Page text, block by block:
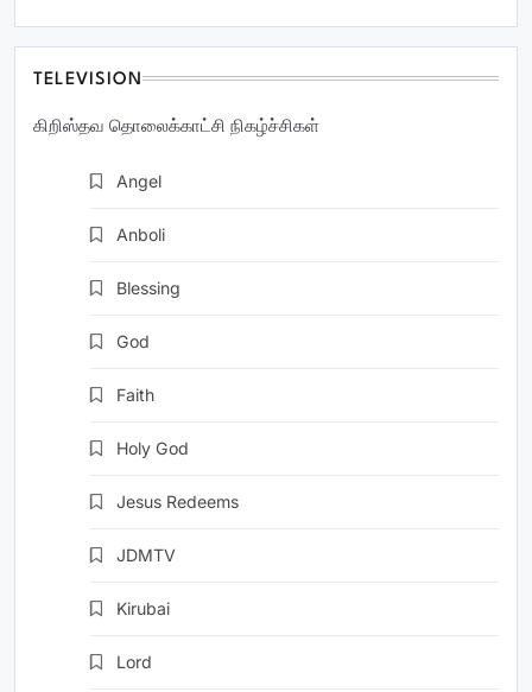
TELEVISION
கிறிஸ்தவ தொலைக்காட்சி நிகழ்ச்சிகள்
Angel
Anboli
Blessing
God
Faith
Holy God
Jesus Redeems
JDMTV
Kirubai
Lord